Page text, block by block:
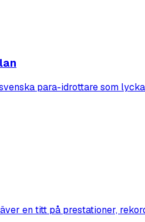
para-idrottare som
en titt på prestationer,